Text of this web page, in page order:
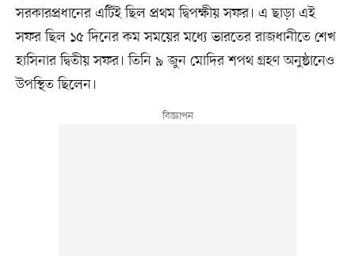
সরকারপ্রধানের এটিই ছিল প্রথম দ্বিপক্ষীয় সফর। এ ছাড়া এই
সফর ছিল ১৫ দিনের কম সময়ের মধ্যে ভারতের রাজধানীতে শেখ
হাসিনার দ্বিতীয় সফর। তিনি ৯ জুন মোদির শপথ গ্রহণ অনুষ্ঠানেও
উপস্থিত ছিলেন।